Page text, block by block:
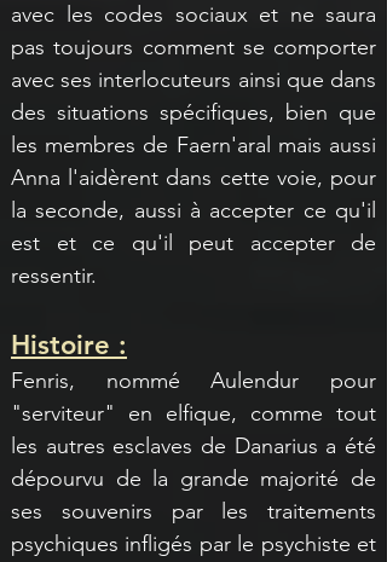
avec les codes sociaux et ne saura
pas toujours comment se comporter
avec ses interlocuteurs ainsi que dans
des situations spécifiques, bien que
les membres de Faern'aral mais aussi
Anna l'aidèrent dans cette voie, pour
la seconde, aussi à accepter ce qu'il
est et ce qu'il peut accepter de
ressentir.
Histoire :
Fenris, nommé Aulendur pour
"serviteur" en elfique, comme tout
les autres esclaves de Danarius a été
dépourvu de la grande majorité de
ses souvenirs par les traitements
psychiques infligés par le psychiste et